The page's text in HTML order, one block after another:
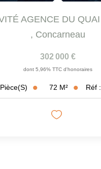
, Concarneau
302 000 €
dont 5,96% TTC d'honoraires
Pièce(s) 72 M² Réf :